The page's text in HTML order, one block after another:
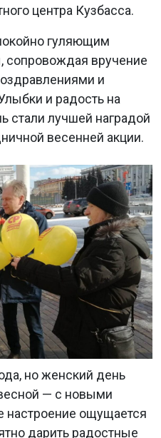
центра Кузбасса.
гуляющим
вручение
и
и радость на
стали лучшей наградой
весенней акции.
но женский день
— с новыми
ощущается
дарить радостные